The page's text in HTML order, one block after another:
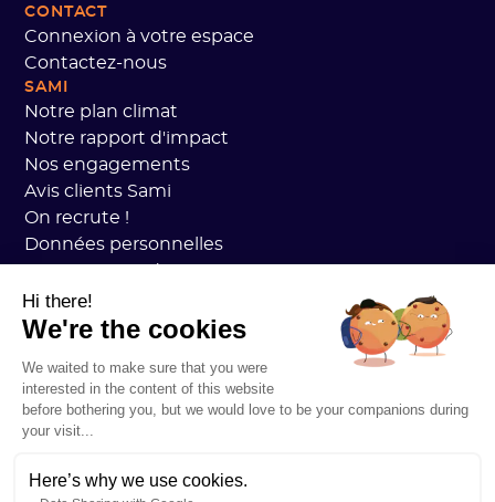
CONTACT
Connexion à votre espace
Contactez-nous
SAMI
Notre plan climat
Notre rapport d'impact
Nos engagements
Avis clients Sami
On recrute !
Données personnelles
Sécurité
État des services
RESSOURCES
Plan Carbone Général
Open Carbon Practice
Notre blog
Hi there!
We're the cookies
We waited to make sure that you were
interested in the content of this website
before bothering you, but we would love to be your companions during
your visit...
Here’s why we use cookies.